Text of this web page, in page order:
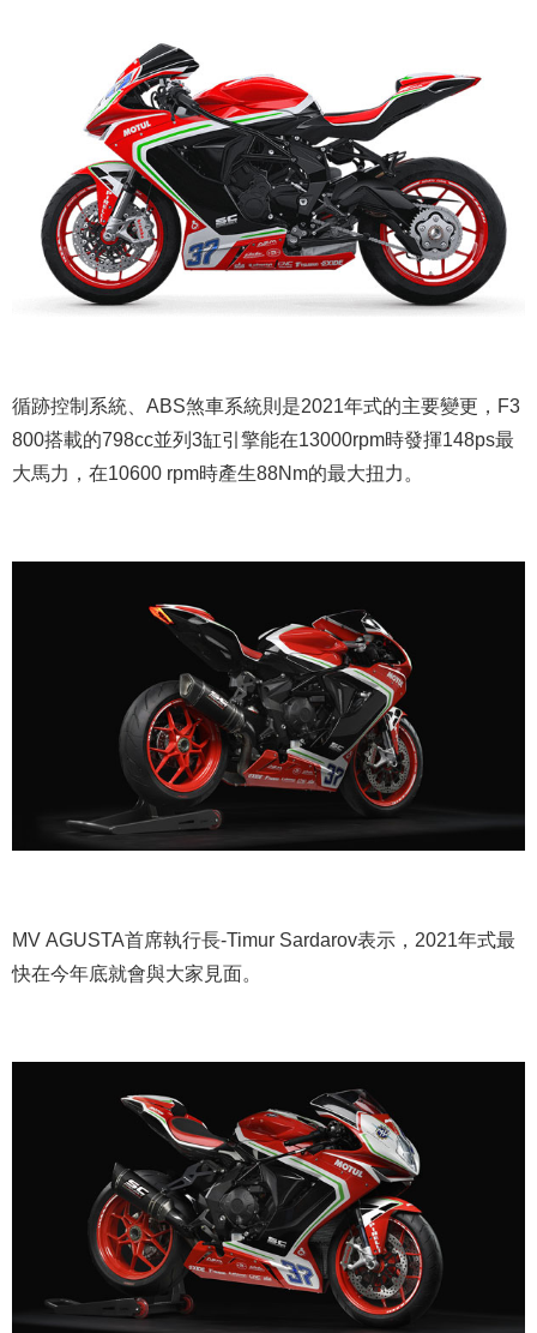
循跡控制系統、ABS煞車系統則是2021年式的主要變更，F3
800搭載的798cc並列3缸引擎能在13000rpm時發揮148ps最
大馬力，在10600 rpm時產生88Nm的最大扭力。
MV AGUSTA首席執行長-Timur Sardarov表示，2021年式最
快在今年底就會與大家見面。